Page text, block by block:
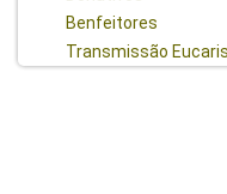
Benfeitores
Transmissão